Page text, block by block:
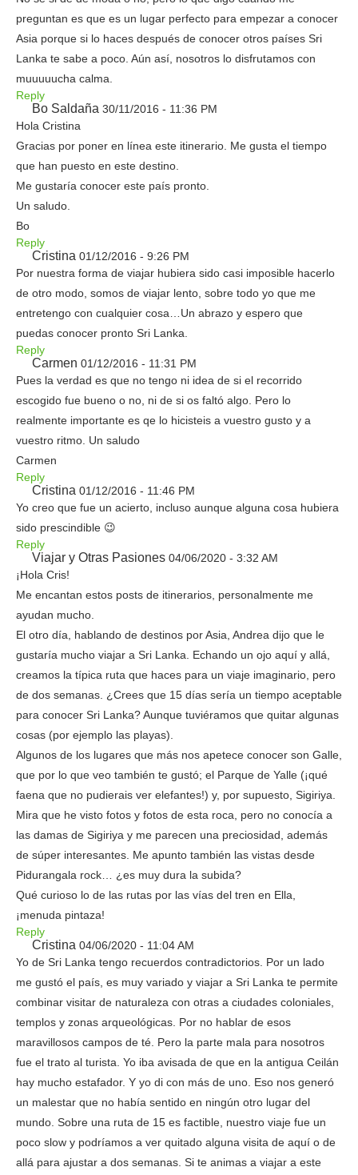
preguntan es que es un lugar perfecto para empezar a conocer
Asia porque si lo haces después de conocer otros países Sri
Lanka te sabe a poco. Aún así, nosotros lo disfrutamos con
muuuuucha calma.
Reply
Bo Saldaña 30/11/2016 - 11:36 PM
Hola Cristina
Gracias por poner en línea este itinerario. Me gusta el tiempo
que han puesto en este destino.
Me gustaría conocer este país pronto.
Un saludo.
Bo
Reply
Cristina 01/12/2016 - 9:26 PM
Por nuestra forma de viajar hubiera sido casi imposible hacerlo
de otro modo, somos de viajar lento, sobre todo yo que me
entretengo con cualquier cosa…Un abrazo y espero que
puedas conocer pronto Sri Lanka.
Reply
Carmen 01/12/2016 - 11:31 PM
Pues la verdad es que no tengo ni idea de si el recorrido
escogido fue bueno o no, ni de si os faltó algo. Pero lo
realmente importante es qe lo hicisteis a vuestro gusto y a
vuestro ritmo. Un saludo
Carmen
Reply
Cristina 01/12/2016 - 11:46 PM
Yo creo que fue un acierto, incluso aunque alguna cosa hubiera
sido prescindible 😉
Reply
Viajar y Otras Pasiones 04/06/2020 - 3:32 AM
¡Hola Cris!
Me encantan estos posts de itinerarios, personalmente me
ayudan mucho.
El otro día, hablando de destinos por Asia, Andrea dijo que le
gustaría mucho viajar a Sri Lanka. Echando un ojo aquí y allá,
creamos la típica ruta que haces para un viaje imaginario, pero
de dos semanas. ¿Crees que 15 días sería un tiempo aceptable
para conocer Sri Lanka? Aunque tuviéramos que quitar algunas
cosas (por ejemplo las playas).
Algunos de los lugares que más nos apetece conocer son Galle,
que por lo que veo también te gustó; el Parque de Yalle (¡qué
faena que no pudierais ver elefantes!) y, por supuesto, Sigiriya.
Mira que he visto fotos y fotos de esta roca, pero no conocía a
las damas de Sigiriya y me parecen una preciosidad, además
de súper interesantes. Me apunto también las vistas desde
Pidurangala rock… ¿es muy dura la subida?
Qué curioso lo de las rutas por las vías del tren en Ella,
¡menuda pintaza!
Reply
Cristina 04/06/2020 - 11:04 AM
Yo de Sri Lanka tengo recuerdos contradictorios. Por un lado
me gustó el país, es muy variado y viajar a Sri Lanka te permite
combinar visitar de naturaleza con otras a ciudades coloniales,
templos y zonas arqueológicas. Por no hablar de esos
maravillosos campos de té. Pero la parte mala para nosotros
fue el trato al turista. Yo iba avisada de que en la antigua Ceilán
hay mucho estafador. Y yo di con más de uno. Eso nos generó
un malestar que no había sentido en ningún otro lugar del
mundo. Sobre una ruta de 15 es factible, nuestro viaje fue un
poco slow y podríamos a ver quitado alguna visita de aquí o de
allá para ajustar a dos semanas. Si te animas a viajar a este